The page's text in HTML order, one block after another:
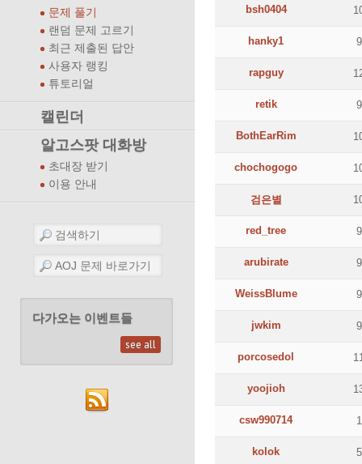
문제 풀기
랜덤 문제 고르기
최근 제출된 답안
사용자 랭킹
튜토리얼
캘린더
알고스팟 대화방
초대장 받기
이용 안내
다가오는 이벤트들
see all
bsh0404
hanky1
rapguy
retik
BothEarRim
chochogogo
검은별
red_tree
arubirate
WeissBlume
jwkim
porcosedol
yoojioh
csw990714
kolok